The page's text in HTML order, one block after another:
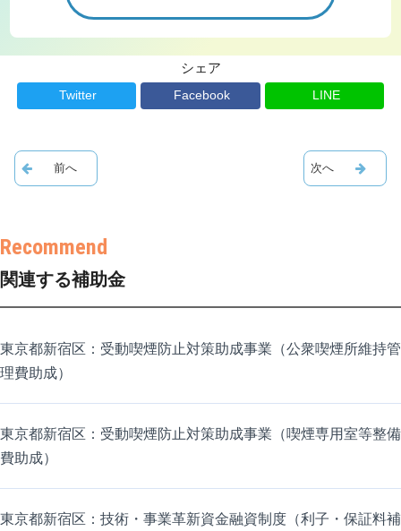
シェア
Twitter Facebook LINE
関連する補助金
東京都新宿区：受動喫煙防止対策助成事業（公衆喫煙所維持管
理費助成）
東京都新宿区：受動喫煙防止対策助成事業（喫煙専用室等整備
費助成）
東京都新宿区：技術・事業革新資金融資制度（利子・保証料補